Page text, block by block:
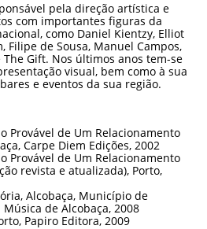
pela direção artística e
com importantes figuras da
como Daniel Kientzy, Elliot
Filipe de Sousa, Manuel Campos,
Gift. Nos últimos anos tem-se
visual, bem como à sua
e eventos da sua região.
Provável de Um Relacionamento
Carpe Diem Edições, 2002
Provável de Um Relacionamento
revista e atualizada), Porto,
Alcobaça, Município de
de Alcobaça, 2008
Papiro Editora, 2009